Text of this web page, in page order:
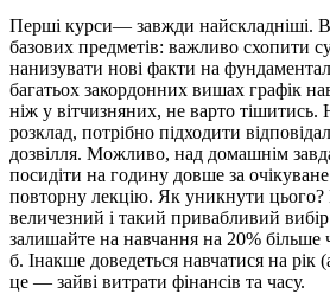
Перші курси— завжди найскладніші.
базових предметів: важливо схопити
нанизувати нові факти на
багатьох закордонних вишах графік
ніж у вітчизняних, не варто тішитись.
розклад, потрібно підходити
дозвілля. Можливо, над домашнім
посидіти на годину довше за
повторну лекцію. Як уникнути
величезний і такий привабливий
залишайте на навчання на 20% більше
б. Інакше доведеться навчатися на рік
це — зайві витрати фінансів та часу.